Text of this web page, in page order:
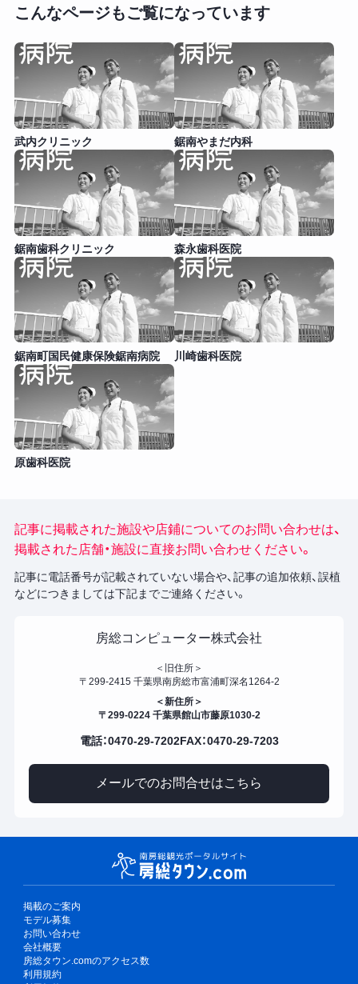
こんなページもご覧になっています
武内クリニック 鋸南やまだ内科
鋸南歯科クリニック 森永歯科医院
鋸南町国民健康保険鋸南病院 川崎歯科医院
原歯科医院
記事に掲載された施設や店鋪についてのお問い合わせは、
掲載された店舗・施設に直接お問い合わせください。
記事に電話番号が記載されていない場合や、記事の追加依頼、誤植
などにつきましては下記までご連絡ください。
房総コンピューター株式会社
＜旧住所＞
〒299-2415 千葉県南房総市富浦町深名1264-2
＜新住所＞
〒299-0224 千葉県館山市藤原1030-2
電話：0470-29-7202FAX：0470-29-7203
メールでのお問合せはこちら
掲載のご案内
モデル募集
お問い合わせ
会社概要
房総タウン.comのアクセス数
利用規約